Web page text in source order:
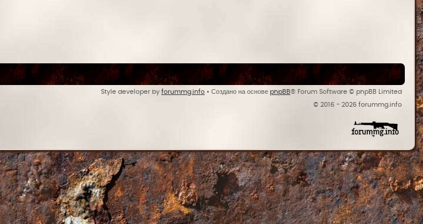
Style developer by forummg.info • Создано на основе phpBB® Forum Software © phpBB Limited
© 2016 - 2026 forummg.info